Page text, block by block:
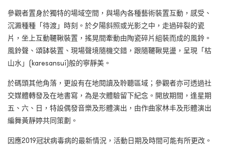
參觀者置身於獨特的場域空間，與場內各種藝術裝置互動，感受、
沉澱種種「待渡」時刻。於夕陽斜照或光影之中，走過碎裂的瓷
片，坐上互動韆鞦裝置，搖晃間牽動由陶瓷碎片組裝而成的風鈴。
風鈴聲、頌缽裝置、現場聲境隨機交錯，跟隨韆鞦晃盪，呈現「枯
山水」(karesansui)般的寧靜美。
於碼頭其他角落，更設有在地閱讀及聆聽區域；參觀者亦可透過社
交媒體轉發及在地書寫，為是次體驗留下紀念。開放期間，逢星期
五、六、日，特設偶發音樂及形體演出，由作曲家林丰及形體演出
編舞黃靜婷共同策劃。
因應2019冠狀病毒病的最新情況，活動日期及時間可能有所更改。